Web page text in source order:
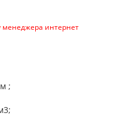
менеджера интернет
;